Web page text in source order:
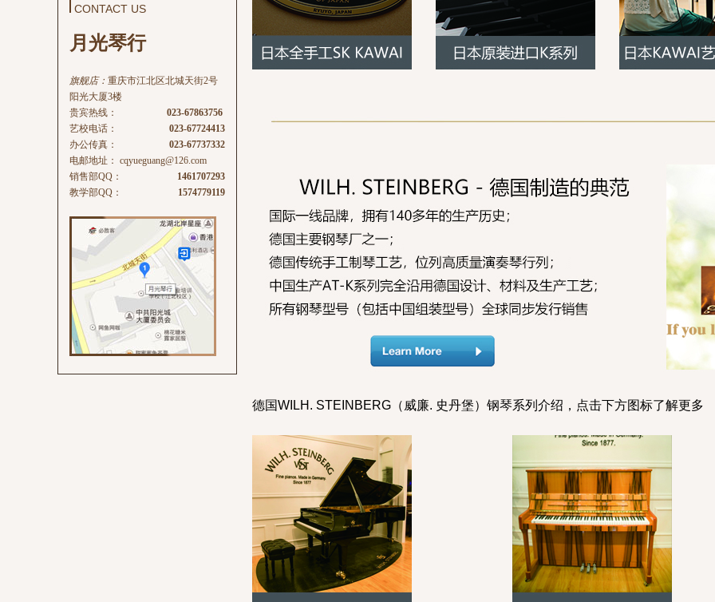
CONTACT US
月光琴行
旗舰店： 重庆市江北区北城天街2号
阳光大厦3楼
贵宾热线：
023-67863756
艺校电话：
023-67724413
办公传真：
023-67737332
电邮地址： cqyueguang@126.com
销售部QQ：
1461707293
教学部QQ：
1574779119
德国WILH. STEINBERG（威廉. 史丹堡）钢琴系列介绍，点击下方图标了解更多